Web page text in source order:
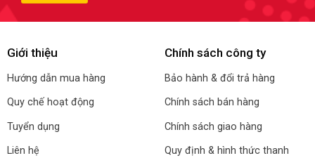
Giới thiệu
Hướng dẫn mua hàng
Quy chế hoạt động
Tuyển dụng
Liên hệ
Chính sách công ty
Bảo hành & đổi trả hàng
Chính sách bán hàng
Chính sách giao hàng
Quy định & hình thức thanh